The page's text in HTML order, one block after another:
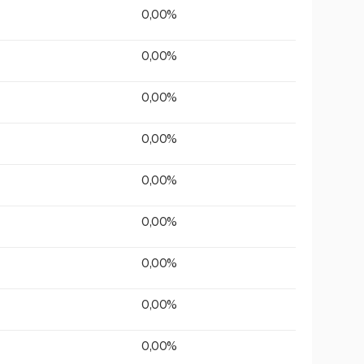
0,00%
0,00%
0,00%
0,00%
0,00%
0,00%
0,00%
0,00%
0,00%